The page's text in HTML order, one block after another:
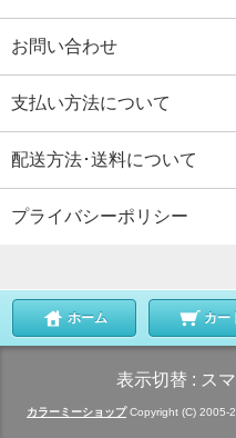
お問い合わせ
支払い方法について
配送方法･送料について
プライバシーポリシー
ホーム カー
表示切替 : ス
カラーミーショップCopyright (C) 2005-